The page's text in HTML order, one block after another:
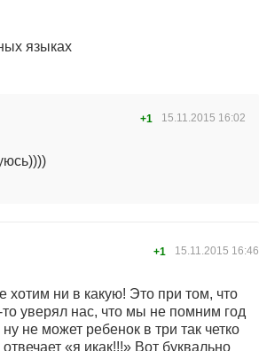
языках
15.11.2015 16:02
+1
15.11.2015 16:46
+1
хотим ни в какую! Это при том, что
уверял нас, что мы не помним год
не может ребенок в три так четко
«я икак!!!» Вот буквально